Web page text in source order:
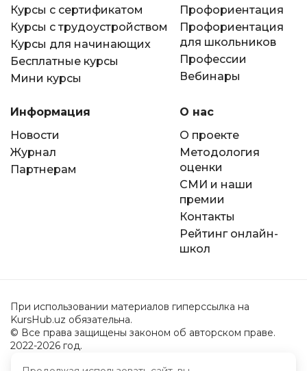
Курсы с сертификатом
Курсы с трудоустройством
Курсы для начинающих
Бесплатные курсы
Мини курсы
Профориентация
Профориентация
для школьников
Профессии
Вебинары
Информация
Новости
Журнал
Партнерам
О нас
О проекте
Методология
оценки
СМИ и наши
премии
Контакты
Рейтинг онлайн-
школ
При использовании материалов гиперссылка на
KursHub.uz обязательна.
© Все права защищены законом об авторском праве.
2022-2026 год.